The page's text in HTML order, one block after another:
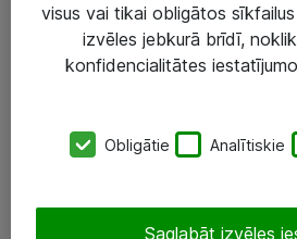
Risinājumi & Pakalpojumi
IT serviss un atbalsts
Darba vietu IT risinājumi
visus vai tikai obligātos
izvēles jebkurā brīdī,
konfidencialitātes
Obligātie Analītiskie
Saglabāt izvēles